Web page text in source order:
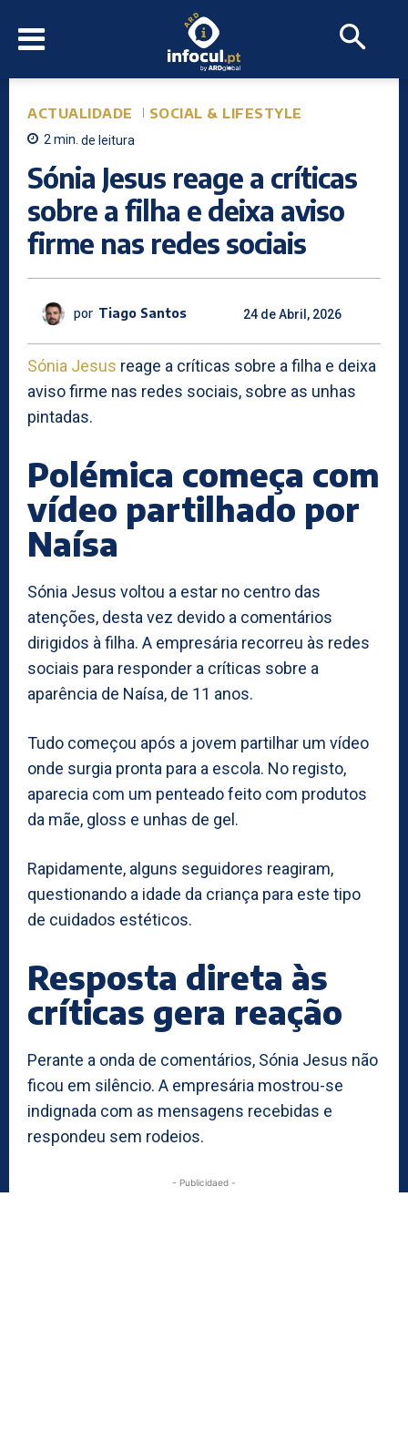
ACTUALIDADE SOCIAL & LIFESTYLE
2min. de leitura
Sónia Jesus reage a críticas
sobre a filha e deixa aviso
firme nas redes sociais
por Tiago Santos 24 de Abril, 2026
Sónia Jesus reage a críticas sobre a filha e deixa
aviso firme nas redes sociais, sobre as unhas
pintadas.
Polémica começa com
vídeo partilhado por
Naísa
Sónia Jesus voltou a estar no centro das
atenções, desta vez devido a comentários
dirigidos à filha. A empresária recorreu às redes
sociais para responder a críticas sobre a
aparência de Naísa, de 11 anos.
Tudo começou após a jovem partilhar um vídeo
onde surgia pronta para a escola. No registo,
aparecia com um penteado feito com produtos
da mãe, gloss e unhas de gel.
Rapidamente, alguns seguidores reagiram,
questionando a idade da criança para este tipo
de cuidados estéticos.
Resposta direta às
críticas gera reação
Perante a onda de comentários, Sónia Jesus não
ficou em silêncio. A empresária mostrou-se
indignada com as mensagens recebidas e
respondeu sem rodeios.
- Publicidaed -